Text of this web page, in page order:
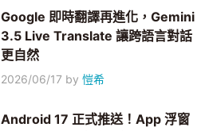
Google 即時翻譯再進化，Gemini
3.5 Live Translate 讓跨語言對話
更自然
2026/06/17 by愷希
Android 17 正式推送！App 浮窗